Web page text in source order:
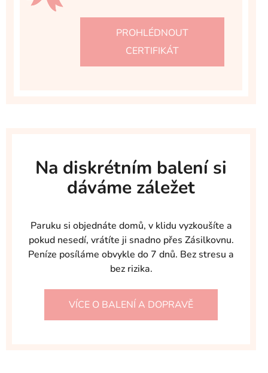
PROHLÉDNOUT
CERTIFIKÁT
Na diskrétním balení si
dáváme záležet
Paruku si objednáte domů, v klidu vyzkoušíte a
pokud nesedí, vrátíte ji snadno přes Zásilkovnu.
Peníze posíláme obvykle do 7 dnů. Bez stresu a
bez rizika.
VÍCE O BALENÍ A DOPRAVĚ